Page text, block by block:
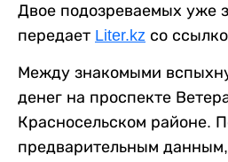
Двое подозреваемых уже
передает Liter.kz со
Между знакомыми
денег на проспекте
Красносельском районе.
предварительным